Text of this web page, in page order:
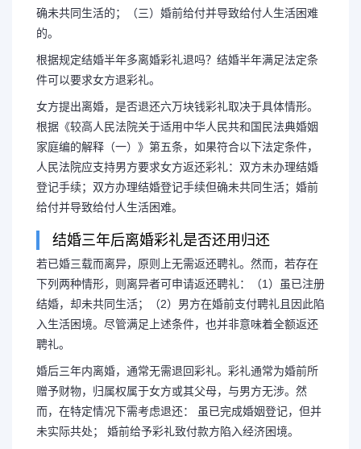
确未共同生活的；（三）婚前给付并导致给付人生活困难
的。
根据规定结婚半年多离婚彩礼退吗？结婚半年满足法定条
件可以要求女方退彩礼。
女方提出离婚，是否退还六万块钱彩礼取决于具体情形。
根据《较高人民法院关于适用中华人民共和国民法典婚姻
家庭编的解释（一）》第五条，如果符合以下法定条件，
人民法院应支持男方要求女方返还彩礼：双方未办理结婚
登记手续；双方办理结婚登记手续但确未共同生活；婚前
给付并导致给付人生活困难。
结婚三年后离婚彩礼是否还用归还
若已婚三载而离异，原则上无需返还聘礼。然而，若存在
下列两种情形，则离异者可申请返还聘礼：（1）虽已注册
结婚，却未共同生活；（2）男方在婚前支付聘礼且因此陷
入生活困境。尽管满足上述条件，也并非意味着全额返还
聘礼。
婚后三年内离婚，通常无需退回彩礼。彩礼通常为婚前所
赠予财物，归属权属于女方或其父母，与男方无涉。然
而，在特定情况下需考虑退还： 虽已完成婚姻登记，但并
未实际共处； 婚前给予彩礼致付款方陷入经济困境。
长按图片识别二维